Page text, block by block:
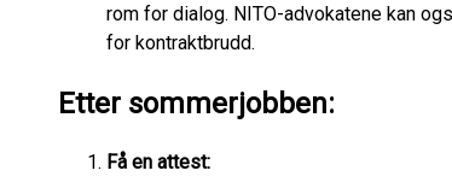
rom for dialog. NITO-advokatene kan
for kontraktbrudd.
Etter sommerjobben:
Få en attest: